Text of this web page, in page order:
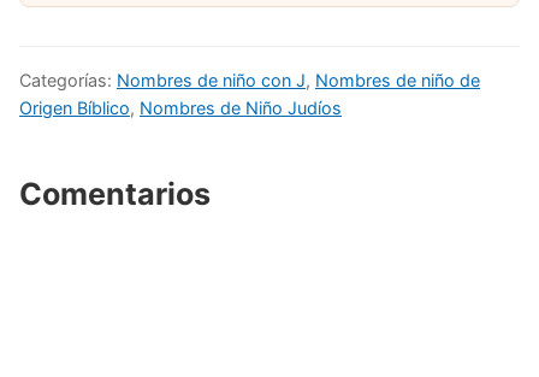
Categorías: Nombres de niño con J, Nombres de niño de
Origen Bíblico, Nombres de Niño Judíos
Comentarios